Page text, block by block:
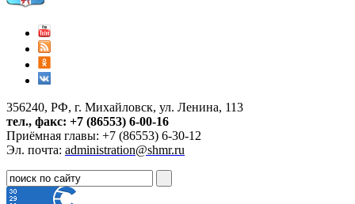
356240, РФ, г. Михайловск, ул. Ленина, 113
тел., факс: +7 (86553) 6-00-16
Приёмная главы: +7 (86553) 6-30-12
Эл. почта: administration@shmr.ru